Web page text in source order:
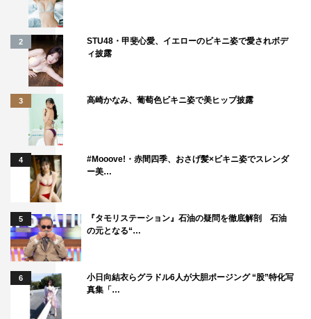
2
STU48・甲斐心愛、イエローのビキニ姿で愛されボデ
ィ披露
3 高崎かなみ、葡萄色ビキニ姿で美ヒップ披露
4
#Mooove!・赤間四季、おさげ髪×ビキニ姿でスレンダ
ー美…
5
『タモリステーション』石油の疑問を徹底解剖 石油
の元となる“…
6
小日向結衣らグラドル6人が大胆ポージング “股”特化写
真集「…